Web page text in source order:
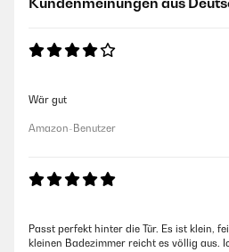
Wär gut
Amazon-Benutzer
Passt perfekt hinter die Tür. Es ist klein,
kleinen Badezimmer reicht es völlig aus.